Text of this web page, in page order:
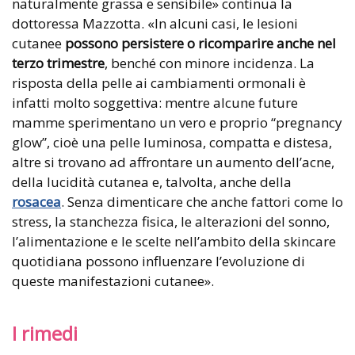
dottoressa Mazzotta. «In alcuni casi, le lesioni
cutanee possono persistere o ricomparire anche nel
terzo trimestre, benché con minore incidenza. La
risposta della pelle ai cambiamenti ormonali è
infatti molto soggettiva: mentre alcune future
mamme sperimentano un vero e proprio “pregnancy
glow”, cioè una pelle luminosa, compatta e distesa,
altre si trovano ad affrontare un aumento dell’acne,
della lucidità cutanea e, talvolta, anche della
rosacea. Senza dimenticare che anche fattori come lo
stress, la stanchezza fisica, le alterazioni del sonno,
l’alimentazione e le scelte nell’ambito della skincare
quotidiana possono influenzare l’evoluzione di
queste manifestazioni cutanee».
I rimedi